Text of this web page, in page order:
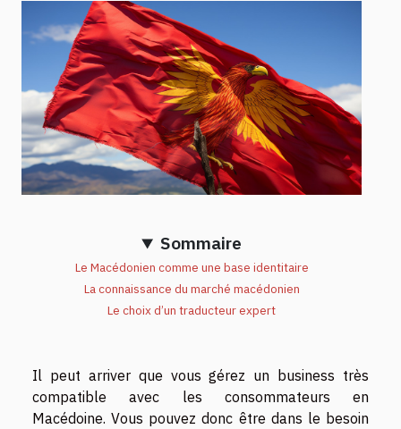
Sommaire
Le Macédonien comme une base identitaire
La connaissance du marché macédonien
Le choix d’un traducteur expert
Il peut arriver que vous gérez un business très
compatible avec les consommateurs en
Macédoine. Vous pouvez donc être dans le besoin